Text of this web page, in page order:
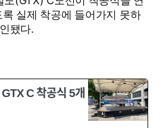
실제 착공에 들어가지 못하
됐다.
C 착공식 5개